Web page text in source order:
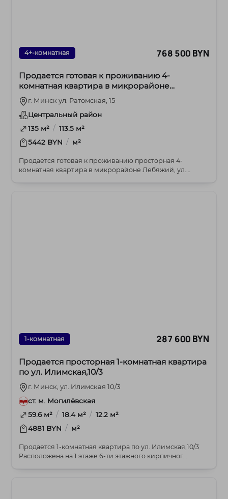
4+-комнатная 768 500 BYN
Продается готовая к проживанию 4-
комнатная квартира в микрорайоне
Лебяжий, ул. Ратомская, 15
г. Минск ул. Ратомская, 15
Центральный район
135 м² / 113.5 м²
5442 BYN / м²
Продается готовая к проживанию просторная 4-
комнатная квартира в микрорайоне Лебяжий, ул.
1-комнатная 287 600 BYN
Продается просторная 1-комнатная квартира
по ул. Илимская,10/3
г. Минск, ул. Илимская 10/3
ст. м. Могилёвская
59.6 м² / 18.4 м² / 12.2 м²
4881 BYN / м²
Продается 1-комнатная квартира по ул. Илимская,10/3
Расположена на 1 этаже 6-ти этажного кирпичног...